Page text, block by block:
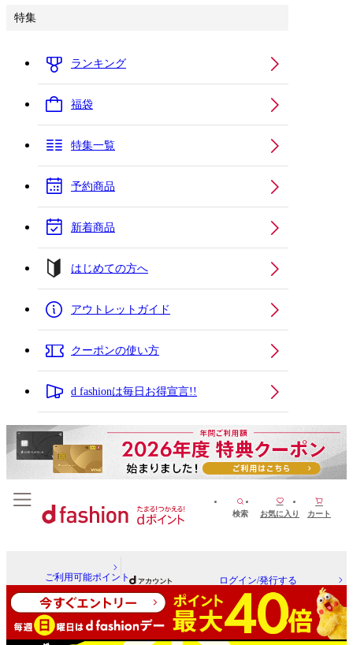
特集
ランキング
福袋
特集一覧
予約商品
新着商品
はじめての方へ
アウトレットガイド
クーポンの使い方
d fashionは毎日お得宣言!!
検索 お気に入り カート
ご利用可能ポイント ログイン/発行する